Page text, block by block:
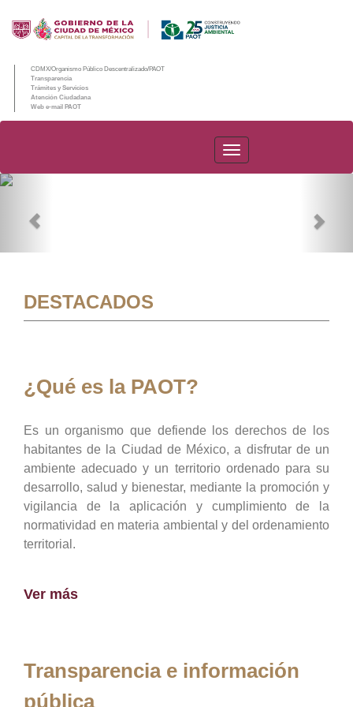
CDMX/Organismo Público Descentralizado/PAOT
Transparencia
Trámites y Servicios
Atención Ciudadana
Web e-mail PAOT
PAOT
DESTACADOS
¿Qué es la PAOT?
Es un organismo que defiende los derechos de los
habitantes de la Ciudad de México, a disfrutar de un
ambiente adecuado y un territorio ordenado para su
desarrollo, salud y bienestar, mediante la promoción y
vigilancia de la aplicación y cumplimiento de la
normatividad en materia ambiental y del ordenamiento
territorial.
Ver más
Transparencia e información
pública